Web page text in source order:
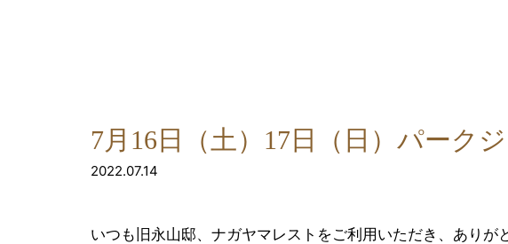
7月16日（土）17日（日）パーク
2022.07.14
いつも旧永山邸、ナガヤマレストをご利用いただき、ありが